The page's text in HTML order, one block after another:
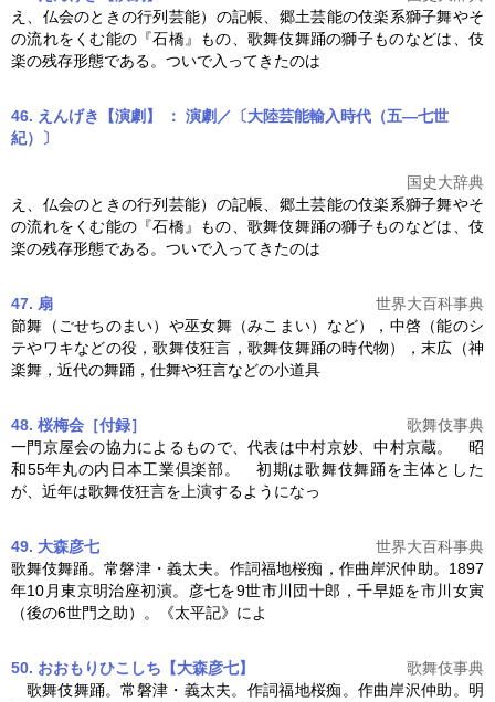
え、仏会のときの行列芸能）の記帳、郷土芸能の伎楽系獅子舞やそ
の流れをくむ能の『石橋』もの、 歌舞伎舞踊の獅子ものなどは、伎
楽の残存形態である。ついで入ってきたのは
46. えんげき【演劇】 ： 演劇／〔大陸芸能輸入時代（五―七世
紀）〕
国史大辞典
え、仏会のときの行列芸能）の記帳、郷土芸能の伎楽系獅子舞やそ
の流れをくむ能の『石橋』もの、 歌舞伎舞踊の獅子ものなどは、伎
楽の残存形態である。ついで入ってきたのは
47. 扇
世界大百科事典
節舞（ごせちのまい）や巫女舞（みこまい）など），中啓（能のシ
テやワキなどの役，歌舞伎狂言， 歌舞伎舞踊の時代物），末広（神
楽舞，近代の舞踊，仕舞や狂言などの小道具
48. 桜梅会［付録］
歌舞伎事典
一門京屋会の協力によるもので、代表は中村京妙、中村京蔵。 昭
和55年丸の内日本工業倶楽部。 初期は歌舞伎舞踊を主体とした
が、近年は歌舞伎狂言を上演するようになっ
49. 大森彦七
世界大百科事典
歌舞伎舞踊。常磐津・義太夫。作詞福地桜痴，作曲岸沢仲助。1897
年10月東京明治座初演。彦七を9世市川団十郎，千早姫を市川女寅
（後の6世門之助）。《太平記》によ
50. おおもりひこしち【大森彦七】
歌舞伎事典
歌舞伎舞踊。常磐津・義太夫。作詞福地桜痴。作曲岸沢仲助。明